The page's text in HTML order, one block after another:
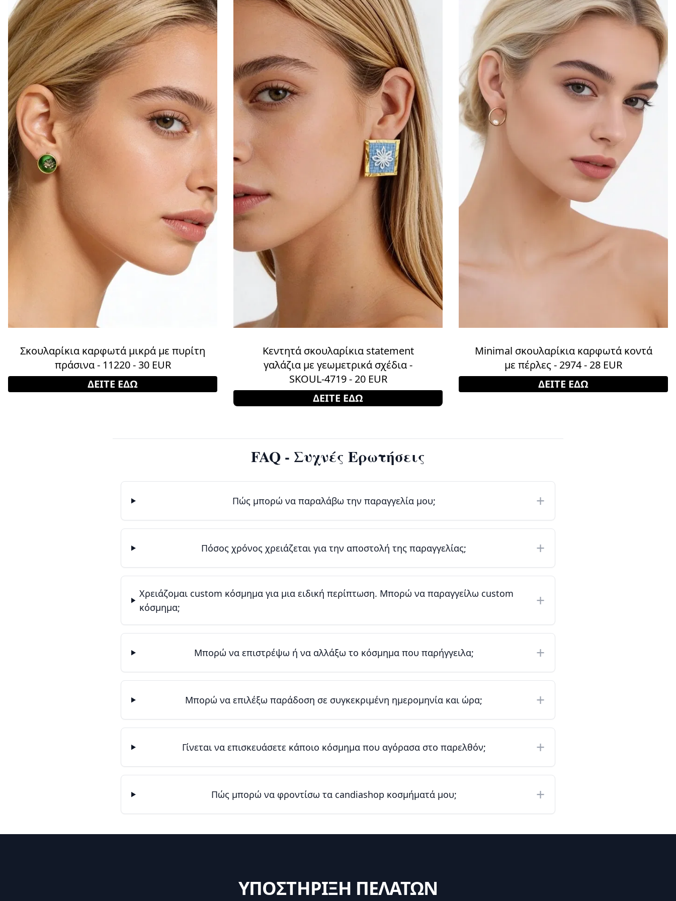
Σκουλαρίκια καρφωτά μικρά με πυρίτη
πράσινα - 11220 - 30 EUR
ΔΕΙΤΕ ΕΔΩ
Κεντητά σκουλαρίκια statement
γαλάζια με γεωμετρικά σχέδια -
SKOUL-4719 - 20 EUR
ΔΕΙΤΕ ΕΔΩ
Minimal σκουλαρίκια καρφωτά κοντά
με πέρλες - 2974 - 28 EUR
ΔΕΙΤΕ ΕΔΩ
FAQ - Συχνές Ερωτήσεις
Πώς μπορώ να παραλάβω την παραγγελία μου; +
Πόσος χρόνος χρειάζεται για την αποστολή της παραγγελίας; +
Χρειάζομαι custom κόσμημα για μια ειδική περίπτωση. Μπορώ να παραγγείλω custom
κόσμημα;
+
Μπορώ να επιστρέψω ή να αλλάξω το κόσμημα που παρήγγειλα; +
Μπορώ να επιλέξω παράδοση σε συγκεκριμένη ημερομηνία και ώρα; +
Γίνεται να επισκευάσετε κάποιο κόσμημα που αγόρασα στο παρελθόν; +
Πώς μπορώ να φροντίσω τα candiashop κοσμήματά μου; +
ΥΠΟΣΤΗΡΙΞΗ ΠΕΛΑΤΩΝ